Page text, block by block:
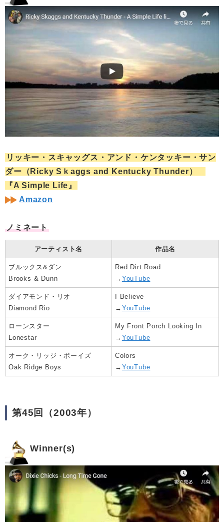
リッキー・スキャッグス・アンド・ケンタッキー・サン
ダー（Ricky Sｋaggs and Kentucky Thunder）
『A Simple Life』
Amazon
ノミネート
アーティスト名 作品名
ブルックス&ダン
Brooks & Dunn
Red Dirt Road
→ YouTube
ダイアモンド・リオ
Diamond Rio
I Believe
→ YouTube
ローンスター
Lonestar
My Front Porch Looking In
→ YouTube
オーク・リッジ・ボーイズ
Oak Ridge Boys
Colors
→ YouTube
第45回（2003年）
Winner(s)